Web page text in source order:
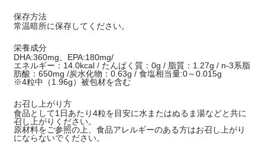
保存方法
常温暗所に保存してください。
栄養成分
DHA:360mg、EPA:180mg/
エネルギー：14.0kcal / たんぱく質：0g / 脂質：1.27g / n-3系脂
肪酸：650mg /炭水化物：0.63g / 食塩相当量:0～0.015g
※4粒中（1.96g）被包材を含む
お召し上がり方
食品として1日あたり4粒を目安に水またはぬるま湯などと共に
召し上がりください。
原材料をご参照の上、食品アレルギーのある方はお召し上がり
にならないでください。